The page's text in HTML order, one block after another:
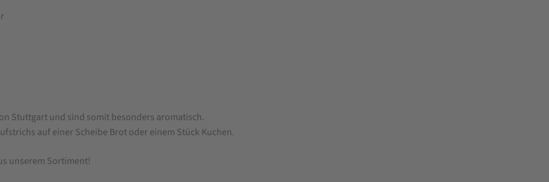
Stuttgart und sind somit besonders aromatisch.
auf einer Scheibe Brot oder einem Stück Kuchen.
unserem Sortiment!